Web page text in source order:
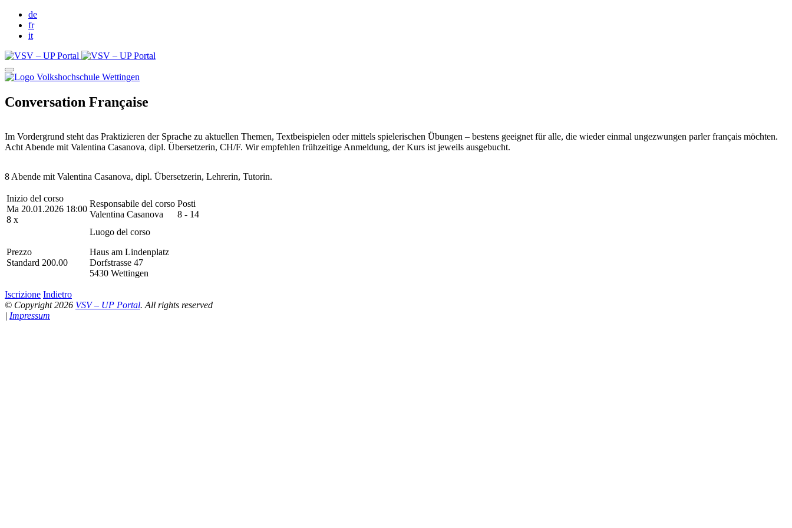
de
fr
it
Conversation Française
Im Vordergrund steht das Praktizieren der Sprache zu aktuellen Themen, Textbeispielen oder mittels spielerischen Übungen ­– bestens geeignet für alle, die wieder einmal ungezwungen parler français möchten.
Acht Abende mit Valentina Casanova, dipl. Übersetzerin, CH/F. Wir empfehlen frühzeitige Anmeldung, der Kurs ist jeweils ausgebucht.
8 Abende mit Valentina Casanova, dipl. Übersetzerin, Lehrerin, Tutorin.
Inizio del corso
Ma 20.01.2026 18:00
8 x
Responsabile del corso
Valentina Casanova
Posti
8 - 14
Prezzo
Standard 200.00
Luogo del corso
Haus am Lindenplatz
Dorfstrasse 47
5430 Wettingen
Iscrizione Indietro
© Copyright 2026 VSV – UP Portal. All rights reserved
| Impressum